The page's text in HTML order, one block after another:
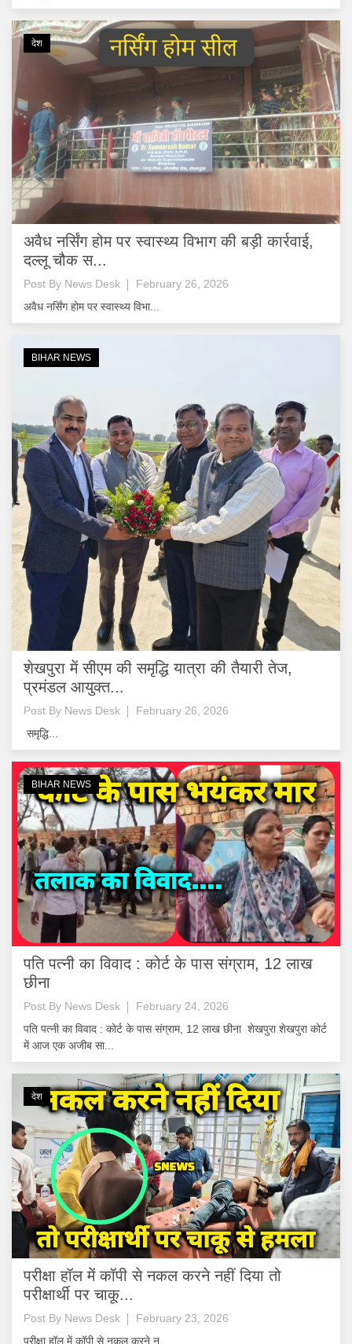
देश
अवैध नर्सिंग होम पर स्वास्थ्य विभाग की बड़ी कार्रवाई,
दल्लू चौक स...
Post By News Desk
February 26, 2026
अवैध नर्सिंग होम पर स्वास्थ्य विभा...
BIHAR NEWS
शेखपुरा में सीएम की समृद्धि यात्रा की तैयारी तेज,
प्रमंडल आयुक्त...
Post By News Desk
February 26, 2026
समृद्धि...
BIHAR NEWS
पति पत्नी का विवाद : कोर्ट के पास संग्राम, 12 लाख
छीना
Post By News Desk
February 24, 2026
पति पत्नी का विवाद : कोर्ट के पास संग्राम, 12 लाख छीना शेखपुरा शेखपुरा कोर्ट
में आज एक अजीब सा...
देश
परीक्षा हॉल में कॉपी से नकल करने नहीं दिया तो
परीक्षार्थी पर चाकू...
Post By News Desk
February 23, 2026
परीक्षा हॉल में कॉपी से नकल करने न...